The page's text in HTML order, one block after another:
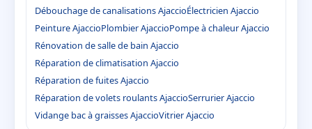
Débouchage de canalisations AjaccioÉlectricien Ajaccio
Peinture AjaccioPlombier AjaccioPompe à chaleur Ajaccio
Rénovation de salle de bain Ajaccio
Réparation de climatisation Ajaccio
Réparation de fuites Ajaccio
Réparation de volets roulants AjaccioSerrurier Ajaccio
Vidange bac à graisses AjaccioVitrier Ajaccio